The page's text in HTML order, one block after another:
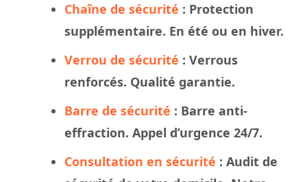
Chaîne de sécurité : Protection
supplémentaire. En été ou en hiver.
Verrou de sécurité : Verrous
renforcés. Qualité garantie.
Barre de sécurité : Barre anti-
effraction. Appel d’urgence 24/7.
Consultation en sécurité : Audit de